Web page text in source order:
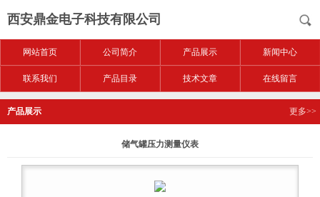
西安鼎金电子科技有限公司
网站首页 公司简介 产品展示 新闻中心
联系我们 产品目录 技术文章 在线留言
产品展示 更多>>
储气罐压力测量仪表